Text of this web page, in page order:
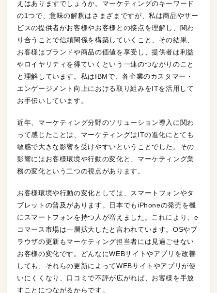
えはありますでしょうか。マーケティングのキーワード
の1つで、意味の解釈はさまざまですが、私は商品やサー
ビスの提供者がお客様やお客様との接点を理解し、関わ
り合うことで信頼関係を構築していくこと、その結果、
お客様はブランドや商品の価値を享受し、提供者は利益
やロイヤリティを得ていくという一連のつながりのこと
と理解しています。私はIBMで、各企業のカスタマー・
エンゲージメント向上における取り組みをITを活用して
お手伝いしています。
近年、マーケティング分野のソリューション導入に関わ
って感じたことは、マーケティングはITの進化にとても
敏感で大きな影響を受けやすいということでした。その
影響にはお客様環境や行動の変化と、マーケティング業
務の変化という二つの視点があります。
お客様環境や行動の変化としては、スマートフォンやタ
ブレットの普及があります。日本でもiPhoneの発売を機
にスマートフォンを持つ人が増えました。これにより、e
コマース市場は一層拡大したと言われています。OSやブ
ラウザの更新もマーケティング担当者には見過ごせない
お客様の変化です。どんなにWEBサイトやアプリを改善
しても、それらの更新によってWEBサイトやアプリが使
いにくくなり、口コミで不評が広がれば、お客様を手放
すことにつながるからです。